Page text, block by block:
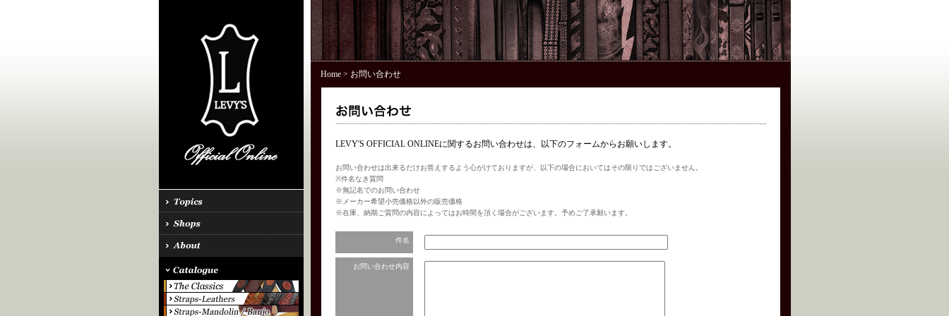
Home> お問い合わせ
LEVY'S OFFICIAL ONLINEに関するお問い合わせは、以下のフォームからお願いします。
お問い合わせは出来るだけお答えするよう心がけておりますが、以下の場合においてはその限りではございません。
※件名なき質問
※無記名でのお問い合わせ
※メーカー希望小売価格以外の販売価格
※在庫、納期ご質問の内容によってはお時間を頂く場合がございます。予めご了承願います。
件名
お問い合わせ内容